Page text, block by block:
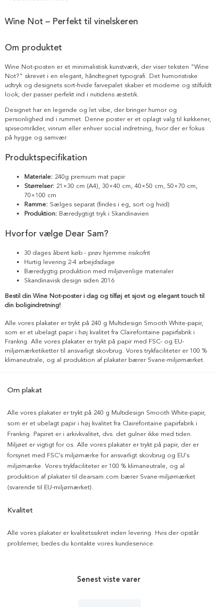
Wine Not – Perfekt til vinelskeren
Om produktet
Wine Not-posten er et minimalistisk kunstværk, der viser teksten "Wine
Not?" skrevet i en elegant, håndtegnet typografi. Det humoristiske
udtryk og designets sort-hvide farvepalet skaber et moderne og stilfuldt
look, der passer perfekt ind i nutidens æstetik.
Designet har en legende og let vibe, der bringer humor og
personlighed ind i rummet. Denne poster er et oplagt valg til køkkener,
spiseområder, vinrum eller enhver social indretning, hvor der er fokus
på hygge og samvær.
Produktspecifikation
Materiale: 240g premium mat papir
Størrelser: 21×30 cm (A4), 30×40 cm, 40×50 cm, 50×70 cm,
70×100 cm
Ramme: Sælges separat (findes i eg, sort og hvid)
Produktion: Bæredygtigt tryk i Skandinavien
Hvorfor vælge Dear Sam?
30 dages åbent køb - prøv hjemme risikofrit
Hurtig levering 2-4 arbejdsdage
Bæredygtig produktion med miljøvenlige materialer
Skandinavisk design siden 2016
Bestil din Wine Not-poster i dag og tilføj et sjovt og elegant touch til
din boligindretning!
Alle vores plakater er trykt på 240 g Multidesign Smooth White-papir,
som er et ubelagt papir i høj kvalitet fra Clairefontaine papirfabrik i
Frankrig. Alle vores plakater er trykt på papir med FSC- og EU-
miljømærketiketter til ansvarligt skovbrug. Vores trykfaciliteter er 100 %
klimaneutrale, og al produktion af plakater bærer Svane-miljømærket.
Om plakat
Alle vores plakater er trykt på 240 g Multidesign Smooth White-papir,
som er et ubelagt papir i høj kvalitet fra Clairefontaine papirfabrik i
Frankrig. Papiret er i arkivkvalitet, dvs. det gulner ikke med tiden.
Miljøet er vigtigt for os. Alle vores plakater er trykt på papir, der er
forsynet med FSC's miljømærke for ansvarligt skovbrug og EU's
miljømærke. Vores trykfaciliteter er 100 % klimaneutrale, og al
produktion af plakater til dearsam.com bærer Svane-miljømærket
(svarende til EU-miljømærket).
Kvalitet
Alle vores plakater er kvalitetssikret inden levering. Hvis der opstår
problemer, bedes du kontakte vores kundeservice.
Senest viste varer